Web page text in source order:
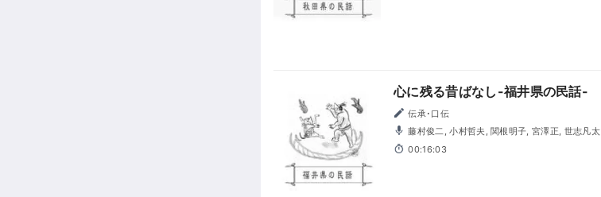
心に残る昔ばなし-福井県の民話-
伝承･口伝
藤村俊二, 小村哲夫, 関根明子, 宮澤正, 世志凡太
00:16:03